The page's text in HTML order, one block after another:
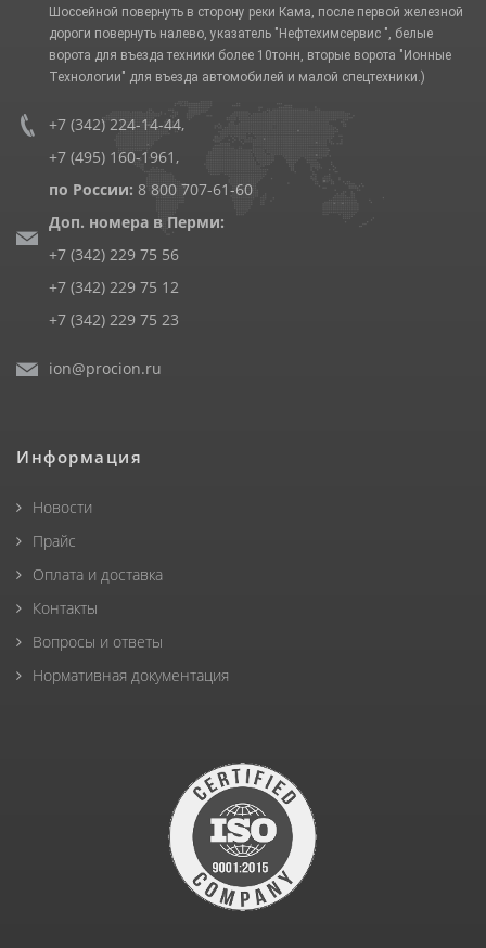
Шоссейной повернуть в сторону реки Кама, после первой железной
дороги повернуть налево, указатель "Нефтехимсервис ", белые
ворота для въезда техники более 10тонн, вторые ворота "Ионные
Технологии" для въезда автомобилей и малой спецтехники.)
+7 (342) 224-14-44,
+7 (495) 160-1961 ,
по России: 8 800 707-61-60
Доп. номера в Перми:
+7 (342) 229 75 56
+7 (342) 229 75 12
+7 (342) 229 75 23
ion@procion.ru
Информация
Новости
Прайс
Оплата и доставка
Контакты
Вопросы и ответы
Нормативная документация